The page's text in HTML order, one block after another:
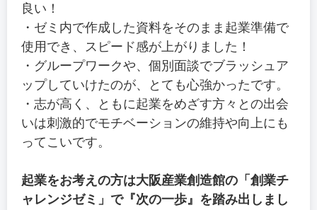
良い！
・ゼミ内で作成した資料をそのまま起業準備で
使用でき、スピード感が上がりました！
・グループワークや、個別面談でブラッシュア
ップしていけたのが、とても心強かったです。
・志が高く、ともに起業をめざす方々との出会
いは刺激的でモチベーションの維持や向上にも
ってこいです。
起業をお考えの方は大阪産業創造館の「創業チ
ャレンジゼミ」で『次の一歩』を踏み出しまし